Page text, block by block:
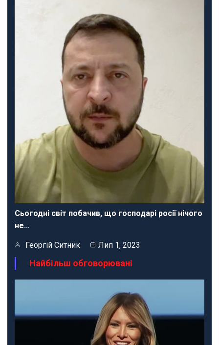
Сьогодні світ побачив, що господарі росії нічого
не…
Георгій Ситник Лип 1, 2023
Найбільш обговорювані